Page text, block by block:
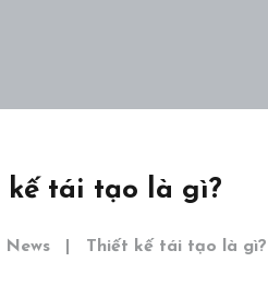
kế tái tạo là gì?
News Thiết kế tái tạo là gì?